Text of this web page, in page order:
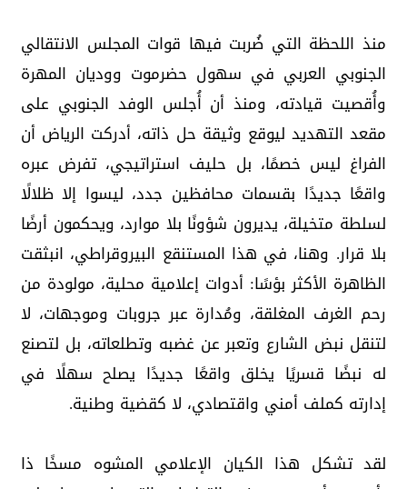
منذ اللحظة التي ضُربت فيها قوات المجلس الانتقالي
الجنوبي العربي في سهول حضرموت ووديان المهرة
وأُقصيت قيادته، ومنذ أن أُجلس الوفد الجنوبي على
مقعد التهديد ليوقع وثيقة حل ذاته، أدركت الرياض أن
الفراغ ليس خصمًا، بل حليف استراتيجي، تفرض عبره
واقعًا جديدًا بقسمات محافظين جدد، ليسوا إلا ظلالًا
لسلطة متخيلة، يديرون شؤونًا بلا موارد، ويحكمون أرضًا
بلا قرار. وهنا، في هذا المستنقع البيروقراطي، انبثقت
الظاهرة الأكثر بؤسًا: أدوات إعلامية محلية، مولودة من
رحم الغرف المغلقة، ومُدارة عبر جروبات وموجهات، لا
لتنقل نبض الشارع وتعبر عن غضبه وتطلعاته، بل لتصنع
له نبضًا قسريًا يخلق واقعًا جديدًا يصلح سهلًا في
إدارته كملف أمني واقتصادي، لا كقضية وطنية.
لقد تشكل هذا الكيان الإعلامي المشوه مسخًا ذا